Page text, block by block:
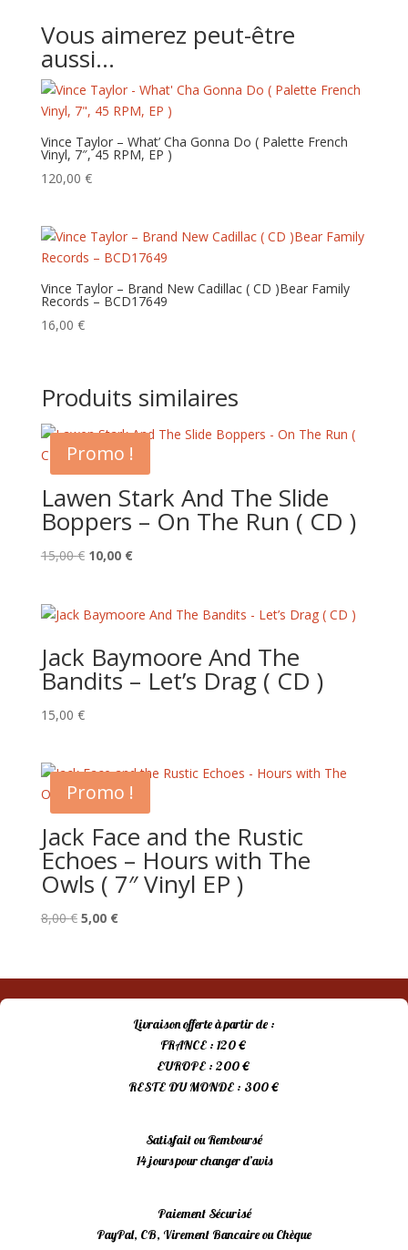
Vous aimerez peut-être
aussi…
Vince Taylor – What’ Cha Gonna Do ( Palette French
Vinyl, 7″, 45 RPM, EP )
120,00 €
Vince Taylor ‎– Brand New Cadillac ( CD )Bear Family
Records – BCD17649
16,00 €
Produits similaires
Promo !
Lawen Stark And The Slide
Boppers – On The Run ( CD )
15,00€ Le
était :
10,00 €Le
est :
Jack Baymoore And The
Bandits – Let’s Drag ( CD )
15,00 €
Promo !
Jack Face and the Rustic
Echoes – Hours with The
Owls ( 7″ Vinyl EP )
8,00€ Le
était :
8,00 €.
5,00 €Le
est :
5,00 €.
Livraison offerte à partir de :
FRANCE : 120 €
EUROPE : 200 €
RESTE DU MONDE : 300 €
Satisfait ou Remboursé
14 jours pour changer d’avis
Paiement Sécurisé
PayPal, CB, Virement Bancaire ou Chèque